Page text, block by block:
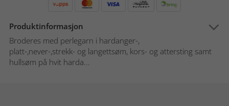
Produktinformasjon
Broderes med perlegarn i hardanger-,
platt-,never-,strekk- og langettsøm, kors- og attersting samt
hullsøm på hvit harda...